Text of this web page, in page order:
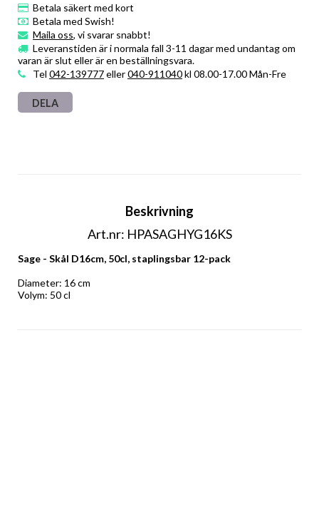
Betala säkert med kort
Betala med Swish!
Maila oss, vi svarar snabbt!
Leveranstiden är i normala fall 3-11 dagar med undantag om
varan är slut eller är en beställningsvara.
Tel 042-139777eller040-911040kl 08.00-17.00 Mån-Fre
DELA
Beskrivning
Art.nr: HPASAGHYG16KS
Sage - Skål D16cm, 50cl, staplingsbar 12-pack
Diameter: 16 cm
Volym: 50 cl